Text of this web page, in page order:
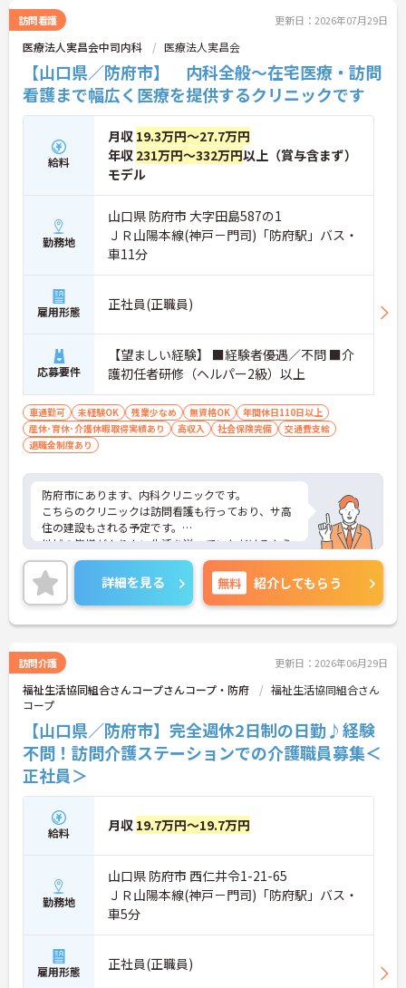
訪問看護 更新日：2026年07月29日
医療法人実昌会中司内科 医療法人実昌会
【山口県／防府市】 内科全般～在宅医療・訪問
看護まで幅広く医療を提供するクリニックです
給料
月収 19.3万円～27.7万円
年収 231万円～332万円以上（賞与含まず）
モデル
勤務地
山口県 防府市 大字田島587の1
ＪＲ山陽本線(神戸－門司)「防府駅」バス・
車11分
雇用形態 正社員(正職員)
応募要件
【望ましい経験】 ■経験者優遇／不問 ■介
護初任者研修（ヘルパー2級）以上
車通勤可 未経験OK 残業少なめ 無資格OK
年間休日110日以上
産休･育休･介護休暇取得実績あり
高収入 社会保険完備
交通費支給
退職金制度あり
防府市にあります、内科クリニックです。
こちらのクリニックは訪問看護も行っており、サ高
住の建設もされる予定です。
地域の皆様がよりよい生活を送っていただけるよう
に、医療の充実を図られております。
気になる方はお問い合わせ下さいませ！！
詳細を見る 無料 紹介してもらう
訪問介護 更新日：2026年06月29日
福祉生活協同組合さんコープさんコープ・防府
福祉生活協同組合さん
コープ
【山口県／防府市】完全週休2日制の日勤♪経験
不問！訪問介護ステーションでの介護職員募集＜
正社員＞
給料 月収 19.7万円～19.7万円
勤務地
山口県 防府市 西仁井令1-21-65
ＪＲ山陽本線(神戸－門司)「防府駅」バス・
車5分
雇用形態 正社員(正職員)